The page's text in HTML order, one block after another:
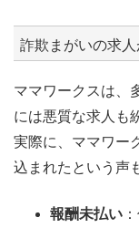
詐欺まがいの求
ママワークスは、
には悪質な求人も
実際に、ママワー
込まれたという声
報酬未払い